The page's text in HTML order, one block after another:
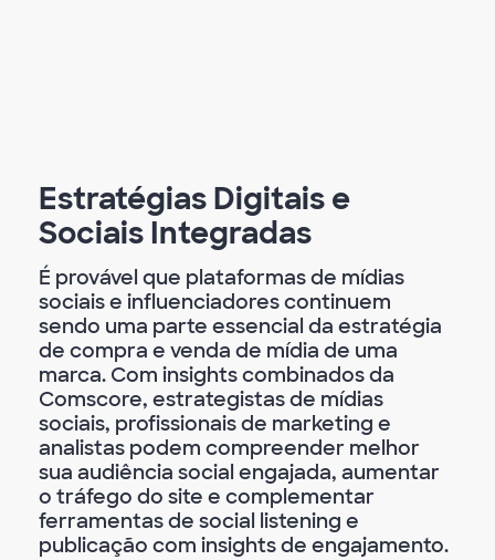
Estratégias Digitais e
Sociais Integradas
É provável que plataformas de mídias
sociais e influenciadores continuem
sendo uma parte essencial da estratégia
de compra e venda de mídia de uma
marca. Com insights combinados da
Comscore, estrategistas de mídias
sociais, profissionais de marketing e
analistas podem compreender melhor
sua audiência social engajada, aumentar
o tráfego do site e complementar
ferramentas de social listening e
publicação com insights de engajamento.